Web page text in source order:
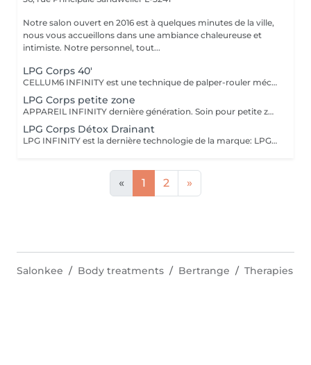
Notre salon ouvert en 2016 est à quelques minutes de la ville,
nous vous accueillons dans une ambiance chaleureuse et
intimiste. Notre personnel, tout...
LPG Corps 40'
CELLUM6 INFINITY est une technique de palper-rouler mécanique non invasive qui stimule la peau pour déstocker les graisses localisées, lisser la cellulite, raffermir les tissus, sculpter la silhouette et drainer l'organisme.. Séance de 40' deux fois par semaine. Notre cure-abonnement va de 12 à 20 séances selon le besoin, Voir rubrique abonnement. Si vous ne faites qu'une seule séance une combinaison de 25 eur sera facturée Une évaluation de notre part est nécessaire avant toute cure. Bilan gratuit sur rendez-vous Nous améliorons les résultats avec la combinaison de micro-nutriments et cosmétiques spécifiques de LPG associés à la cure Femmes enceintes ou allaitantes traitement possible sur les jambes uniquement, recommandons le programme drainant A noter que tout traitement amincissant doit être lié à une bonne hygiène de vie LPG ENDERMOLOGIE est présent dans le monde entier avec plus de 35 ans d'expertise
LPG Corps petite zone
APPAREIL INFINITY dernière génération. Soin pour petite zone uniquement (ex.bras, genoux, mollets) où nous allons cibler la problématique (cellulite, relâchement, graisse, volume) LPG va stimuler la peau d'une façon mécanique et 100% naturelle pour atteindra l'objectif souhaité. Nos cures sont de 12 séances minimum, 2xsemaine.. Une évaluation de notre part est nécessaire avant toute cure. Bilan gratuit sur rendez-vous Si vous ne faites qu'une seule séance une combinaison de 25 eur sera facturée LPG ENDERMOLOGIE est présent dans le monde entier avec plus de 35 ans d'expertise
LPG Corps Détox Drainant
LPG INFINITY est la dernière technologie de la marque: LPG est à la base médicale et existe dans le marché depuis plus de 35 ans. La technique est 100% naturelle. Le drainage lymphatique aide à soulager l'inconfort des jambes lourdes et gonflées; en stimulant la circulation de la lymphe il va draîner et évacuer les liquides excédentaires et les déchets métaboliques. En séance unique, un collant vous sera prêté lors de cette prestation,également en vente 25 eur.
« 1 2 »
Salonkee Body treatments Bertrange Therapies